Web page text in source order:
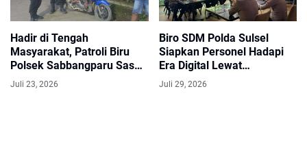
Hadir di Tengah
Masyarakat, Patroli Biru
Polsek Sabbangparu Sasar
Objek Vital dan Kawasan
Juli 23, 2026
Biro SDM Polda Sulsel
Siapkan Personel Hadapi
Era Digital Lewat
Sosialisasi Artificial
Juli 29, 2026